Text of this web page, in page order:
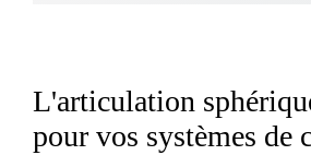
L'articulation
pour vos systèmes de